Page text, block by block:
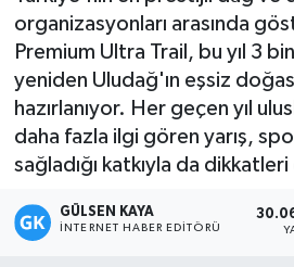
organizasyonları arasında
Premium Ultra Trail, bu yıl 3
yeniden Uludağ'ın eşsiz
hazırlanıyor. Her geçen yıl
daha fazla ilgi gören yarış,
sağladığı katkıyla da
GÜLSEN KAYA
İNTERNET HABER EDITÖRÜ
Haberde insan
Kültür - Sanat
Magazin
Mersin
Mersin Tarihi